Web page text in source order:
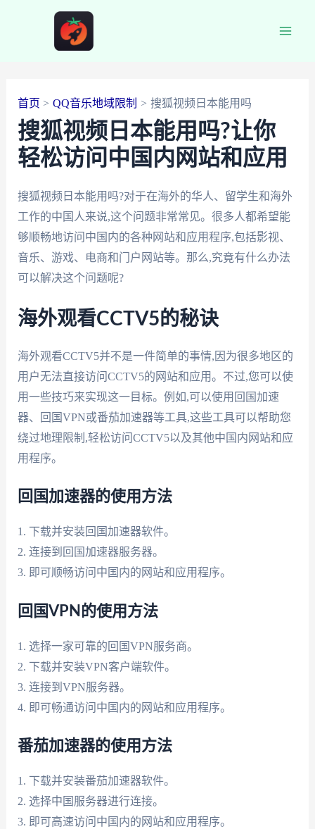
首页 QQ音乐地域限制 搜狐视频日本能用吗
搜狐视频日本能用吗?让你
轻松访问中国内网站和应用
搜狐视频日本能用吗?对于在海外的华人、留学生和海外
工作的中国人来说,这个问题非常常见。很多人都希望能
够顺畅地访问中国内的各种网站和应用程序,包括影视、
音乐、游戏、电商和门户网站等。那么,究竟有什么办法
可以解决这个问题呢?
海外观看CCTV5的秘诀
海外观看CCTV5并不是一件简单的事情,因为很多地区的
用户无法直接访问CCTV5的网站和应用。不过,您可以使
用一些技巧来实现这一目标。例如,可以使用回国加速
器、回国VPN或番茄加速器等工具,这些工具可以帮助您
绕过地理限制,轻松访问CCTV5以及其他中国内网站和应
用程序。
回国加速器的使用方法
1. 下载并安装回国加速器软件。
2. 连接到回国加速器服务器。
3. 即可顺畅访问中国内的网站和应用程序。
回国VPN的使用方法
1. 选择一家可靠的回国VPN服务商。
2. 下载并安装VPN客户端软件。
3. 连接到VPN服务器。
4. 即可畅通访问中国内的网站和应用程序。
番茄加速器的使用方法
1. 下载并安装番茄加速器软件。
2. 选择中国服务器进行连接。
3. 即可高速访问中国内的网站和应用程序。